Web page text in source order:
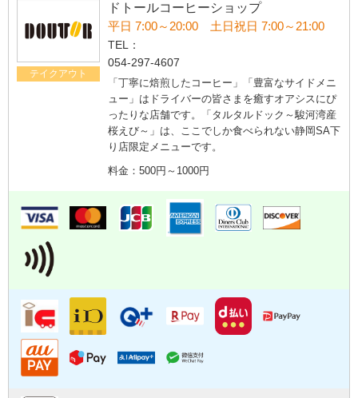
テイクアウト
ドトールコーヒーショップ
平日 7:00～20:00 土日祝日 7:00～21:00
TEL：
054-297-4607
「丁寧に焙煎したコーヒー」「豊富なサイドメニ
ュー」はドライバーの皆さまを癒すオアシスにぴ
ったりな店舗です。「タルタルドック～駿河湾産
桜えび～」は、ここでしか食べられない静岡SA下
り店限定メニューです。
料金：500円～1000円